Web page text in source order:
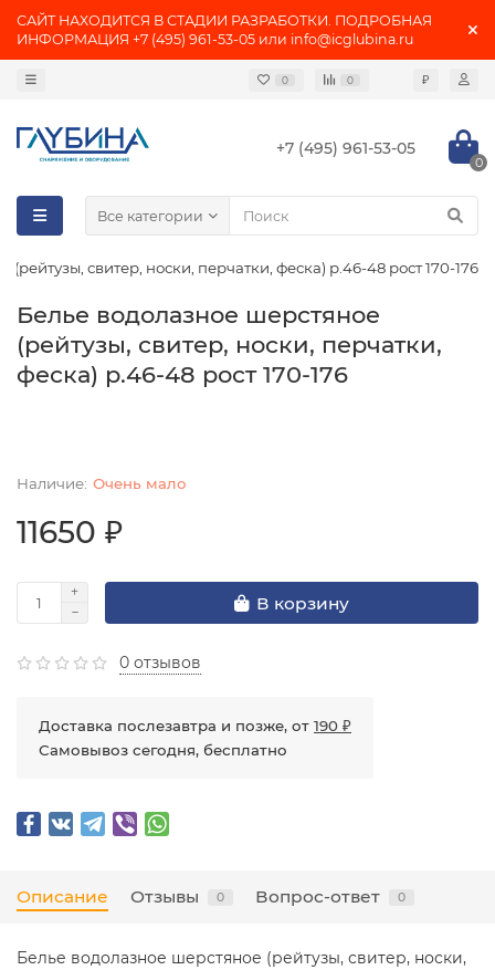
САЙТ НАХОДИТСЯ В СТАДИИ РАЗРАБОТКИ. ПОДРОБНАЯ
ИНФОРМАЦИЯ +7 (495) 961-53-05 или info@icglubina.ru
0 0 ₽
+7 (495) 961-53-05
0
Все категории
свитер, носки, перчатки, феска) р.46-48 рост 170-176
Белье водолазное шерстяное
(рейтузы, свитер, носки, перчатки,
феска) р.46-48 рост 170-176
Очень мало
11650 ₽
В корзину
0 отзывов
Доставка послезавтра и позже, от 190 ₽
Самовывоз сегодня, бесплатно
Описание Отзывы 0 Вопрос-ответ 0
Белье водолазное шерстяное (рейтузы, свитер, носки,